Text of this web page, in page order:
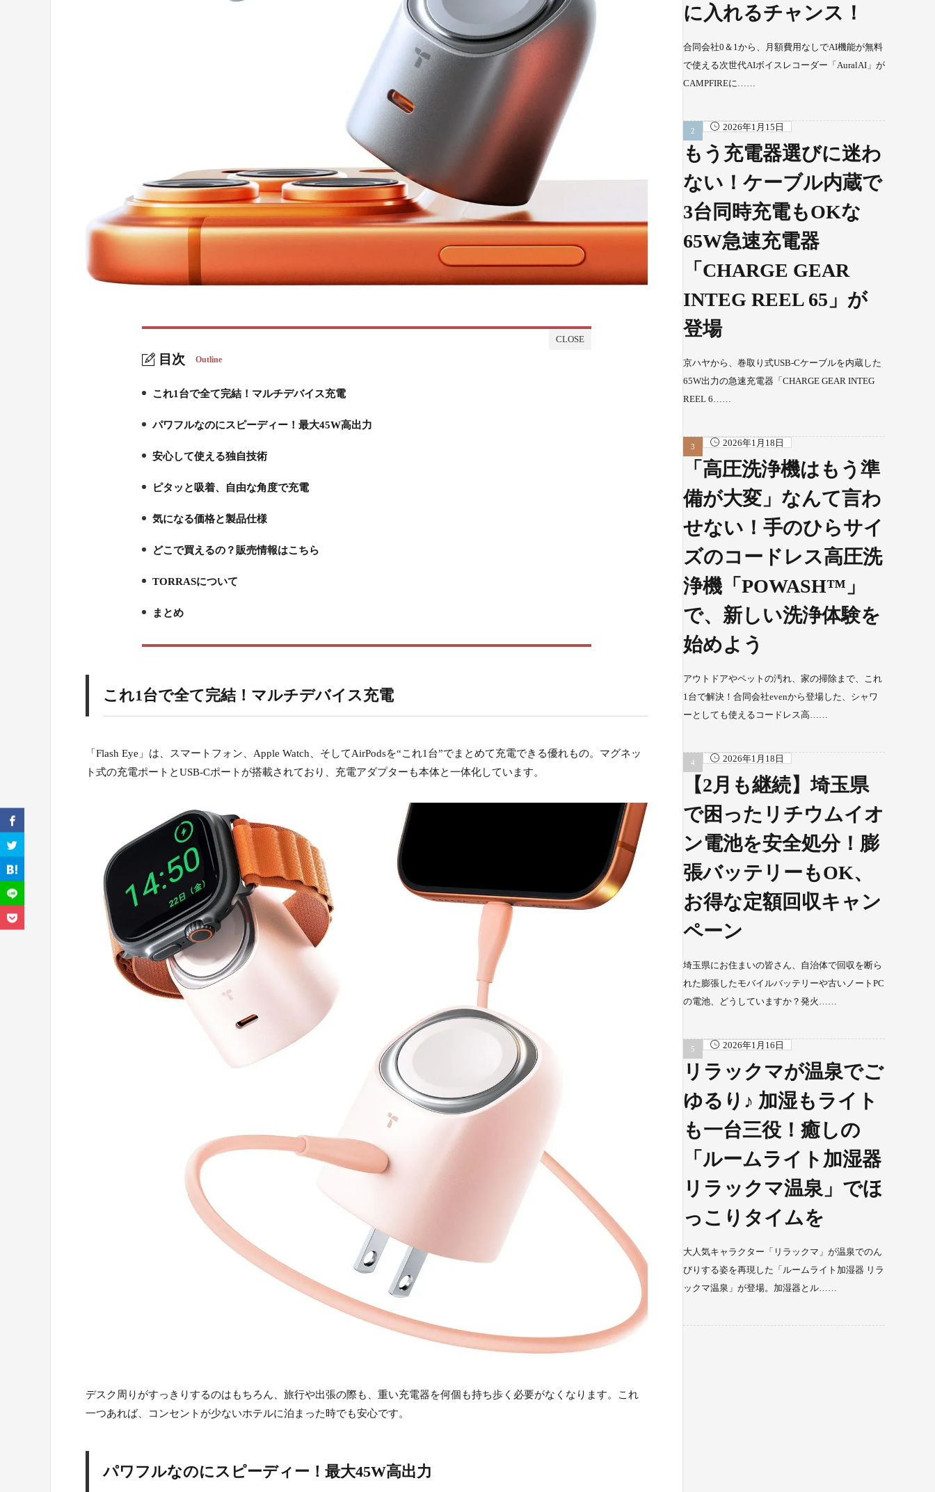
目次 Outline
これ1台で全て完結！マルチデバイス充電
パワフルなのにスピーディー！最大45W高出力
3.
安心して使える独自技術
ピタッと吸着、自由な角度で充電
5.
気になる価格と製品仕様
どこで買えるの？販売情報はこちら
TORRASについて
まとめ
これ1台で全て完結！マルチデバイス充電
「Flash Eye」は、スマートフォン、Apple Watch、そしてAirPodsを“これ1台”でまとめて充電できる優れもの。マグネッ
ト式の充電ポートとUSB-Cポートが搭載されており、充電アダプターも本体と一体化しています。
デスク周りがすっきりするのはもちろん、旅行や出張の際も、重い充電器を何個も持ち歩く必要がなくなります。これ
一つあれば、コンセントが少ないホテルに泊まった時でも安心です。
パワフルなのにスピーディー！最大45W高出力
に入れるチャンス！
合同会社0＆1から、月額費用なしでAI機能が無料
で使える次世代AIボイスレコーダー「AuralAI」が
CAMPFIREに……
2026年1月15日
もう充電器選びに迷わ
ない！ケーブル内蔵で
3台同時充電もOKな
65W急速充電器
「CHARGE GEAR
INTEG REEL 65」が
登場
京ハヤから、巻取り式USB-Cケーブルを内蔵した
65W出力の急速充電器「CHARGE GEAR INTEG
REEL 6……
2026年1月18日
「高圧洗浄機はもう準
備が大変」なんて言わ
せない！手のひらサイ
ズのコードレス高圧洗
浄機「POWASH™」
で、新しい洗浄体験を
始めよう
アウトドアやペットの汚れ、家の掃除まで、これ
1台で解決！合同会社evenから登場した、シャワ
ーとしても使えるコードレス高……
2026年1月18日
【2月も継続】埼玉県
で困ったリチウムイオ
ン電池を安全処分！膨
張バッテリーもOK、
お得な定額回収キャン
ペーン
埼玉県にお住まいの皆さん、自治体で回収を断ら
れた膨張したモバイルバッテリーや古いノートPC
の電池、どうしていますか？発火……
2026年1月16日
リラックマが温泉でご
ゆるり♪ 加湿もライト
も一台三役！癒しの
「ルームライト加湿器
リラックマ温泉」でほ
っこりタイムを
大人気キャラクター「リラックマ」が温泉でのん
びりする姿を再現した「ルームライト加湿器 リラ
ックマ温泉」が登場。加湿器とル……